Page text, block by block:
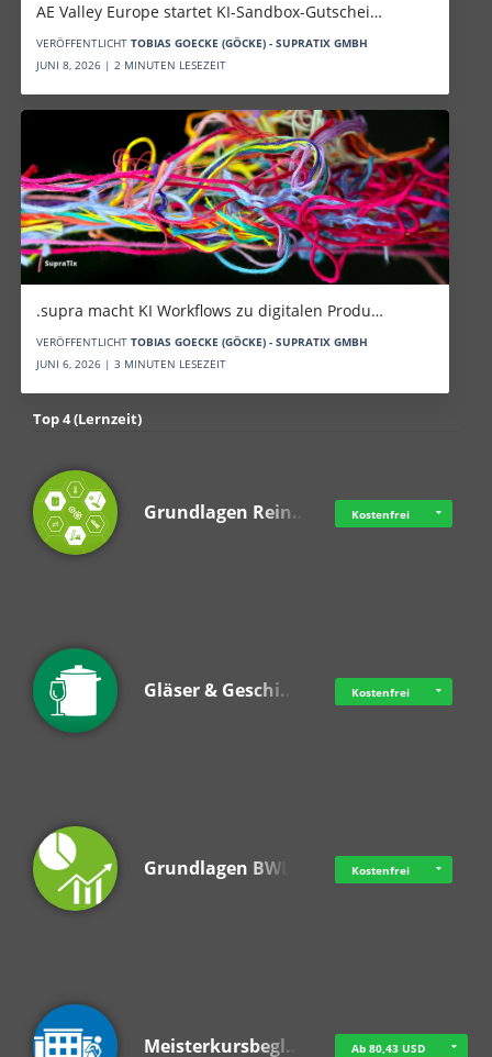
AE Valley Europe startet KI-Sandbox-Gutschei…
VERÖFFENTLICHT TOBIAS GOECKE (GÖCKE) - SUPRATIX GMBH
JUNI 8, 2026 | 2 MINUTEN LESEZEIT
.supra macht KI Workflows zu digitalen Produ…
VERÖFFENTLICHT TOBIAS GOECKE (GÖCKE) - SUPRATIX GMBH
JUNI 6, 2026 | 3 MINUTEN LESEZEIT
Top 4 (Lernzeit)
Grundlagen Rein… Kostenfrei
Gläser & Geschi… Kostenfrei
Grundlagen BWL Kostenfrei
Meisterkursbegl… Ab 80,43 USD